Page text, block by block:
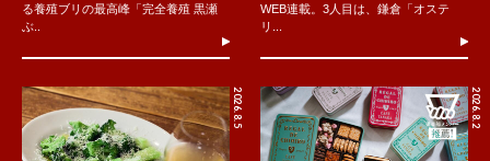
る養殖ブリの最高峰「完全養殖 黒瀬
ぶ..
WEB連載。3人目は、鎌倉「オステ
リ...
2026.8.5 2026.8.2